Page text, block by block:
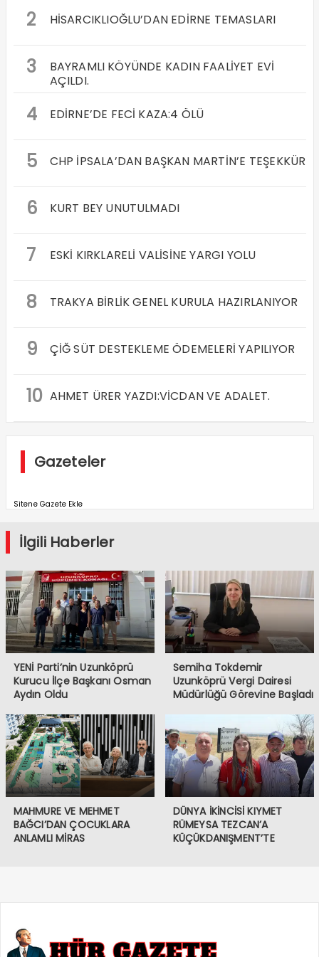
2 HİSARCIKLIOĞLU’DAN EDİRNE TEMASLARI
3
BAYRAMLI KÖYÜNDE KADIN FAALİYET EVİ
AÇILDI.
4 EDİRNE’DE FECİ KAZA:4 ÖLÜ
5 CHP İPSALA’DAN BAŞKAN MARTİN’E TEŞEKKÜR
6 KURT BEY UNUTULMADI
7 ESKİ KIRKLARELİ VALİSİNE YARGI YOLU
8 TRAKYA BİRLİK GENEL KURULA HAZIRLANIYOR
9 ÇİĞ SÜT DESTEKLEME ÖDEMELERİ YAPILIYOR
10 AHMET ÜRER YAZDI:VİCDAN VE ADALET.
Gazeteler
Sitene Gazete Ekle
İlgili Haberler
YENİ Parti’nin Uzunköprü
Kurucu İlçe Başkanı Osman
Aydın Oldu
Semiha Tokdemir
Uzunköprü Vergi Dairesi
Müdürlüğü Görevine Başladı
MAHMURE VE MEHMET
BAĞCI’DAN ÇOCUKLARA
ANLAMLI MİRAS
DÜNYA İKİNCİSİ KIYMET
RÜMEYSA TEZCAN’A
KÜÇÜKDANIŞMENT’TE